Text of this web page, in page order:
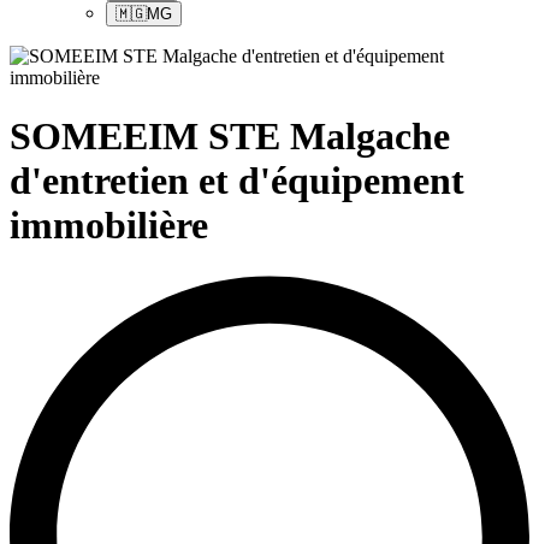
🇲🇬MG
SOMEEIM STE Malgache
d'entretien et d'équipement
immobilière